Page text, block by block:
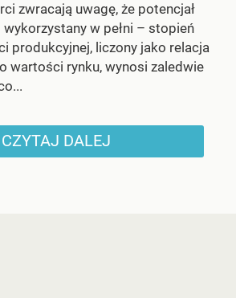
zwracają uwagę, że potencjał
w pełni – stopień
produkcyjnej, liczony jako relacja
wartości rynku, wynosi zaledwie
CZYTAJ DALEJ